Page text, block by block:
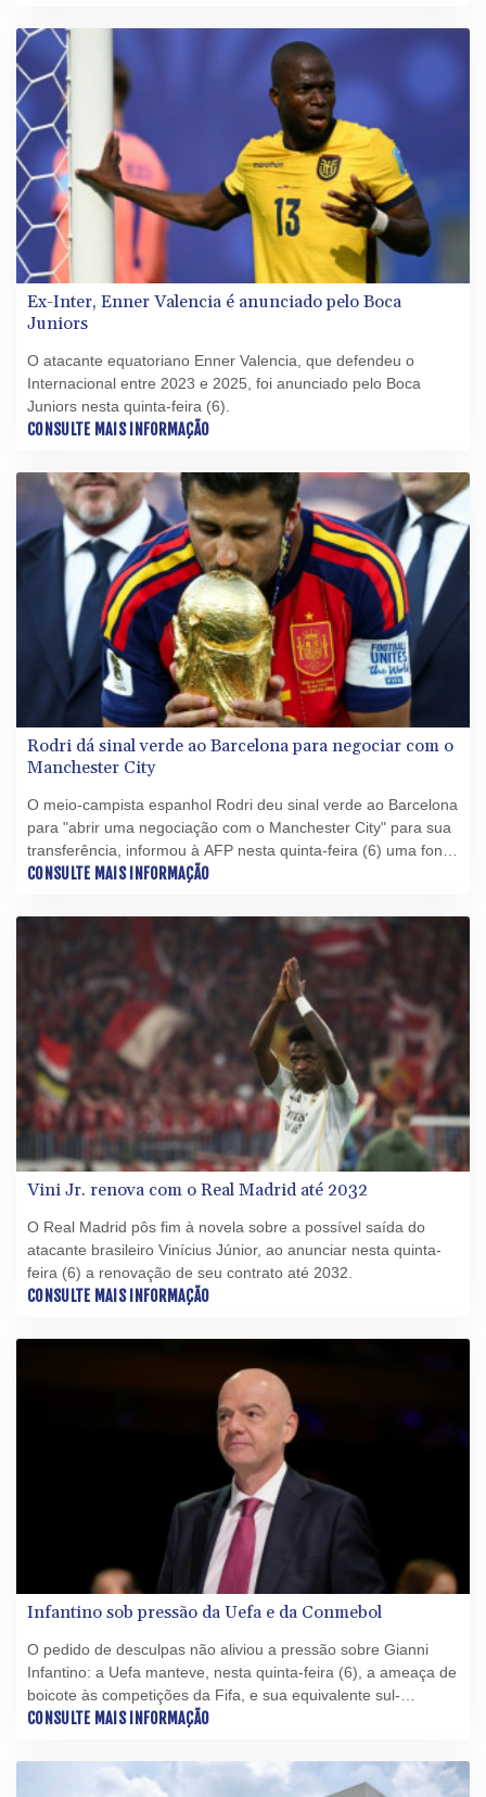
Ex-Inter, Enner Valencia é anunciado pelo Boca
Juniors
O atacante equatoriano Enner Valencia, que defendeu o
Internacional entre 2023 e 2025, foi anunciado pelo Boca
Juniors nesta quinta-feira (6).
CONSULTE MAIS INFORMAÇÃO
Rodri dá sinal verde ao Barcelona para negociar com o
Manchester City
O meio-campista espanhol Rodri deu sinal verde ao Barcelona
para "abrir uma negociação com o Manchester City" para sua
transferência, informou à AFP nesta quinta-feira (6) uma fonte
do clube catalão.
CONSULTE MAIS INFORMAÇÃO
Vini Jr. renova com o Real Madrid até 2032
O Real Madrid pôs fim à novela sobre a possível saída do
atacante brasileiro Vinícius Júnior, ao anunciar nesta quinta-
feira (6) a renovação de seu contrato até 2032.
CONSULTE MAIS INFORMAÇÃO
Infantino sob pressão da Uefa e da Conmebol
O pedido de desculpas não aliviou a pressão sobre Gianni
Infantino: a Uefa manteve, nesta quinta-feira (6), a ameaça de
boicote às competições da Fifa, e sua equivalente sul-
americana (Conmebol), próxima do dirigente, questionou "as
CONSULTE MAIS INFORMAÇÃO